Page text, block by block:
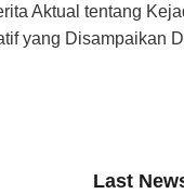
Aktual tentang
yang Disampaikan
Last